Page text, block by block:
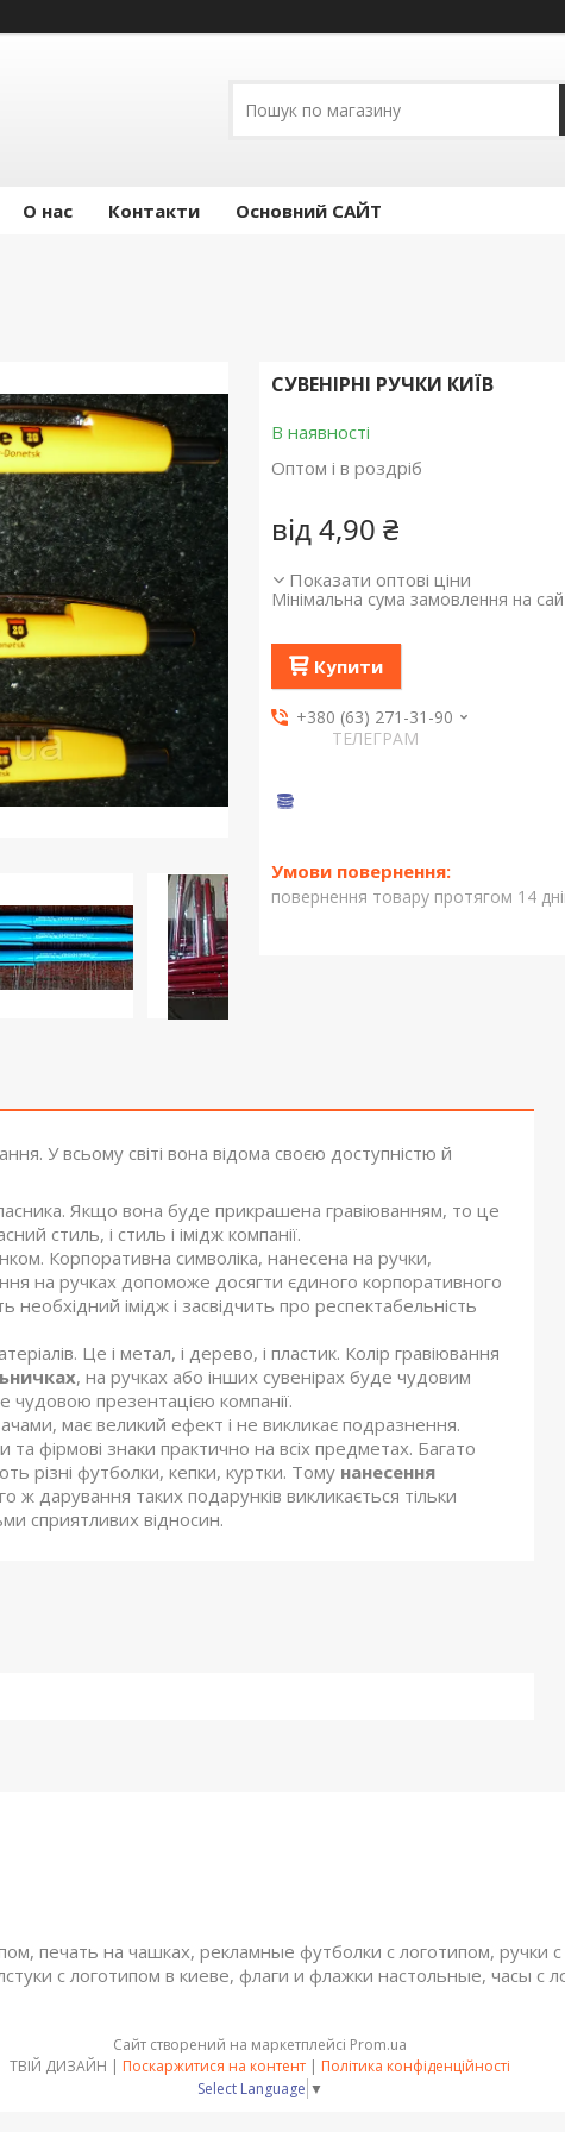
О нас Контакти Основний САЙТ
СУВЕНІРНІ РУЧКИ КИЇВ
В наявності
Оптом і в роздріб
від4,90 ₴
Показати оптові ціни
Мінімальна сума замовлення на
Купити
+380 (63) 271-31-90
ТЕЛЕГРАМ
повернення товару протягом 14
У всьому світі вона відома своєю доступністю й
власника. Якщо вона буде прикрашена гравіюванням, то це
стиль, і стиль і імідж компанії.
Корпоративна символіка, нанесена на ручки,
на ручках допоможе досягти єдиного корпоративного
імідж і засвідчить про респектабельність
Це і метал, і дерево, і пластик. Колір гравіювання
, на ручках або інших сувенірах буде чудовим
презентацією компанії.
має великий ефект і не викликає подразнення.
та фірмові знаки практично на всіх предметах. Багато
різні футболки, кепки, куртки. Тому нанесення
ж дарування таких подарунків викликається тільки
сприятливих відносин.
печать на чашках, рекламные футболки с логотипом, ручки
с логотипом в киеве, флаги и флажки настольные, часы с
Сайт створений на маркетплейсі Prom.ua
Поскаржитися на контент
Політика конфіденційності
Select Language ▼